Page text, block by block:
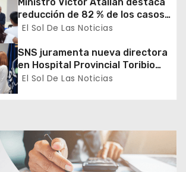
reducción de 82 % de los casos
de malaria en Azua durante
recorrido por DPS
El Sol De Las Noticias
SNS juramenta nueva directora
en Hospital Provincial Toribio
Bencosme
El Sol De Las Noticias